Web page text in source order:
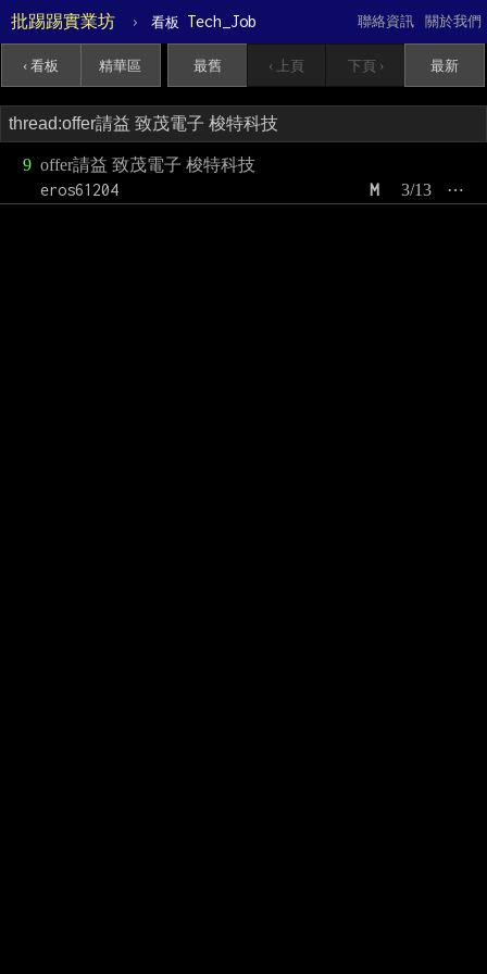
批踢踢實業坊 › 看板 Tech_Job 關於我們
聯絡資訊
‹ 看板 精華區 最舊 ‹ 上頁 下頁 › 最新
9 offer請益 致茂電子 梭特科技
eros61204
⋯
3/13
M